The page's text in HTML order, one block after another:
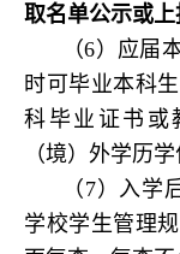
取名单公示或上
（6）应届
时可毕业本科
科毕业证书或
（境）外学历
（7）入学
学校学生管理